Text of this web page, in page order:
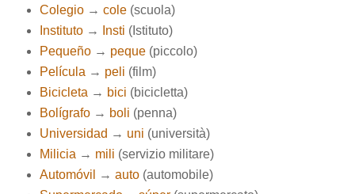
Colegio → cole (scuola)
Instituto → Insti (Istituto)
Pequeño → peque (piccolo)
Película → peli (film)
Bicicleta → bici (bicicletta)
Bolígrafo → boli (penna)
Universidad → uni (università)
Milicia → mili (servizio militare)
Automóvil
→ auto (automobile)